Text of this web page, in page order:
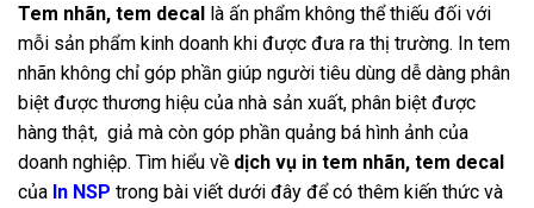
Tem nhãn, tem decal là ấn phẩm không thể thiếu đối với
mỗi sản phẩm kinh doanh khi được đưa ra thị trường. In tem
nhãn không chỉ góp phần giúp người tiêu dùng dễ dàng phân
biệt được thương hiệu của nhà sản xuất, phân biệt được
hàng thật, giả mà còn góp phần quảng bá hình ảnh của
doanh nghiệp. Tìm hiểu về dịch vụ in tem nhãn, tem decal
của In NSP trong bài viết dưới đây để có thêm kiến thức và